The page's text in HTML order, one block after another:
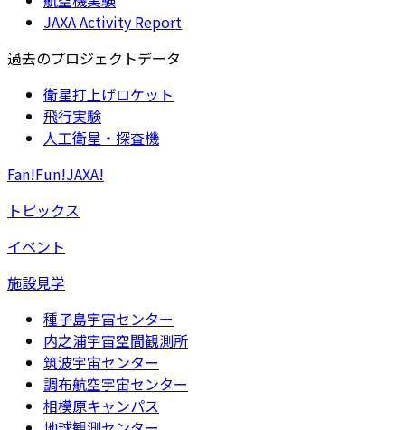
JAXA Activity Report
過去のプロジェクトデータ
衛星打上げロケット
飛行実験
人工衛星・探査機
Fan!Fun!JAXA!
トピックス
イベント
施設見学
種子島宇宙センター
内之浦宇宙空間観測所
筑波宇宙センター
調布航空宇宙センター
相模原キャンパス